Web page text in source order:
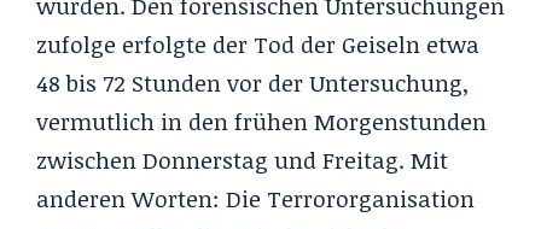
wurden. Den forensischen Untersuchungen
zufolge erfolgte der Tod der Geiseln etwa
48 bis 72 Stunden vor der Untersuchung,
vermutlich in den frühen Morgenstunden
zwischen Donnerstag und Freitag. Mit
anderen Worten: Die Terrororganisation